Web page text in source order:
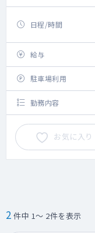
日程/時間
給与
駐車場利用
勤務内容
お気に入り
2 件中 1～ 2件を表示